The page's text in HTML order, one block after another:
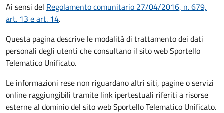
Ai sensi del Regolamento comunitario 27/04/2016, n. 679,
art. 13 e art. 14.
Questa pagina descrive le modalità di trattamento dei dati
personali degli utenti che consultano il sito web Sportello
Telematico Unificato.
Le informazioni rese non riguardano altri siti, pagine o servizi
online raggiungibili tramite link ipertestuali riferiti a risorse
esterne al dominio del sito web Sportello Telematico Unificato.